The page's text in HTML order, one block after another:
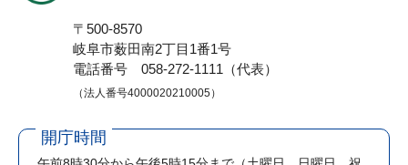
〒500-8570
岐阜市薮田南2丁目1番1号
電話番号 058-272-1111（代表）
（法人番号4000020210005）
開庁時間